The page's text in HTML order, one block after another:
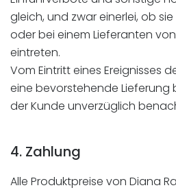
gleich, und zwar einerlei, ob
oder bei einem Lieferanten
eintreten.
Vom Eintritt eines Ereignisses
eine bevorstehende Lieferung
der Kunde unverzüglich
4. Zahlung
Alle Produktpreise von Diana